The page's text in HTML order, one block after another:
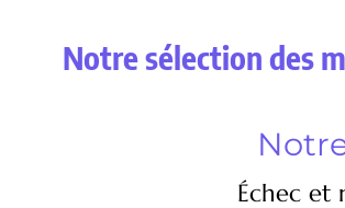
Notre sélection des
Échec et